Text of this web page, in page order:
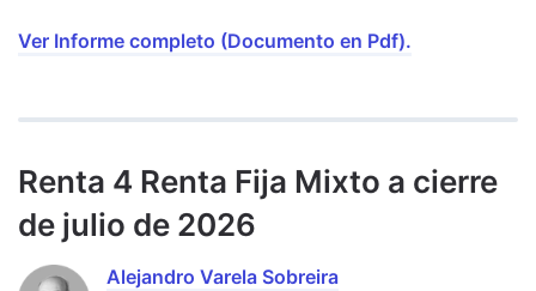
Ver Informe completo (Documento en Pdf).
Renta 4 Renta Fija Mixto a cierre
de julio de 2026
Alejandro Varela Sobreira